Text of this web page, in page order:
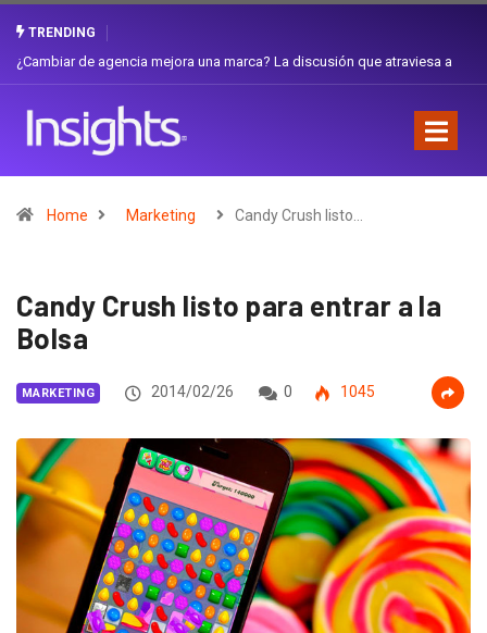
TRENDING
Gabriela Herrera y el arte de cambiarse el sombrero en Corporación
Home Marketing Candy Crush listo…
Candy Crush listo para entrar a la
Bolsa
MARKETING 2014/02/26 0 1045